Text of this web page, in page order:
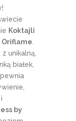
Koktajli
Oriflame
unikalną,
białek,
by